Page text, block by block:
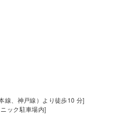
線、神戸線）より徒歩10 分]
ック駐車場内]